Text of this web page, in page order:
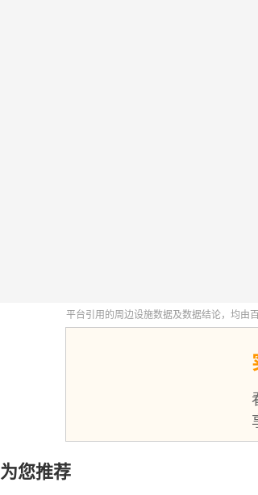
为您推荐